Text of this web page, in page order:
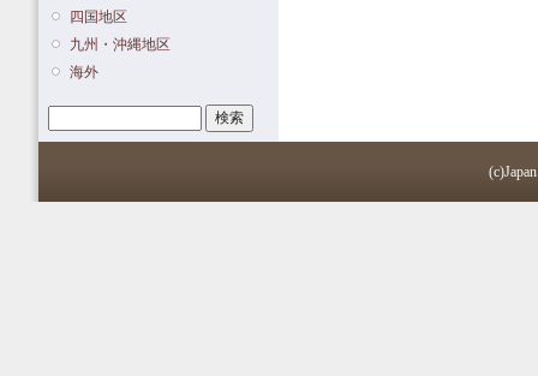
四国地区
九州・沖縄地区
海外